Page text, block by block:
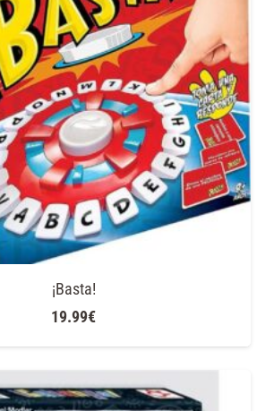
¡Basta!
19.99€